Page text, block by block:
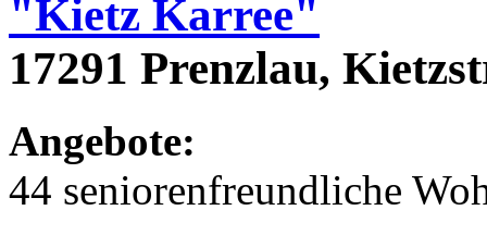
"Kietz Karree"
17291 Prenzlau,
Angebote:
44 seniorenfreundliche